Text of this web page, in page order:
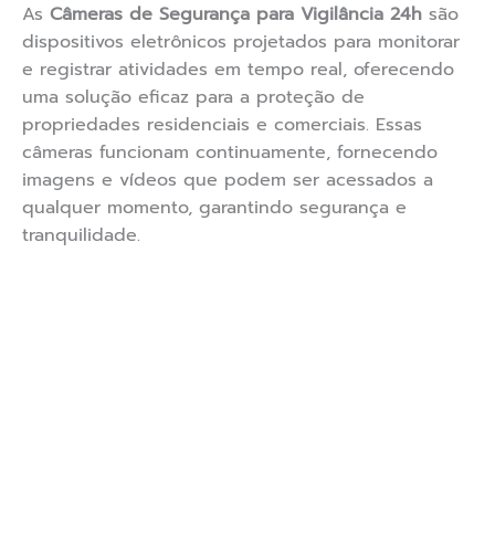
As Câmeras de Segurança para Vigilância 24h são
dispositivos eletrônicos projetados para monitorar
e registrar atividades em tempo real, oferecendo
uma solução eficaz para a proteção de
propriedades residenciais e comerciais. Essas
câmeras funcionam continuamente, fornecendo
imagens e vídeos que podem ser acessados a
qualquer momento, garantindo segurança e
tranquilidade.